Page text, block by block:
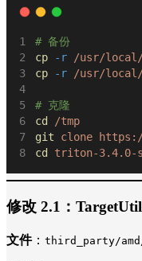
# 备份
cp
-r /usr/
cp
-r /usr/
# 克隆
cd
/tmp
git
clone
cd
triton-3.4.0-
修改 2.1：
文件： third_party/